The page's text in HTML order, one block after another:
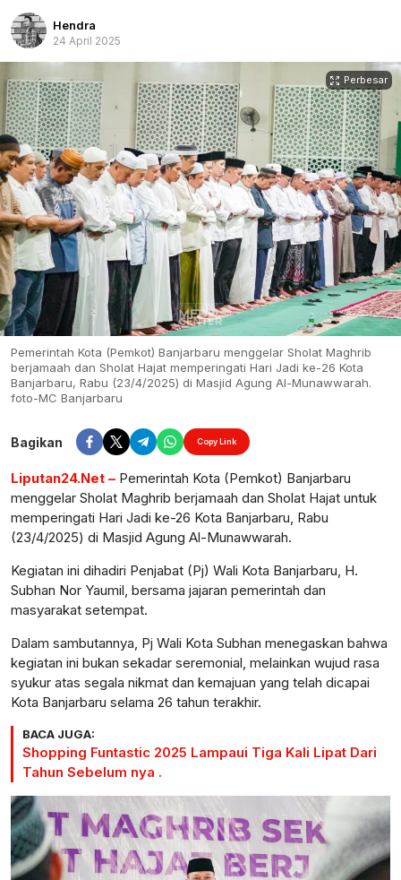
Hendra
24 April 2025
Perbesar
Pemerintah Kota (Pemkot) Banjarbaru menggelar Sholat Maghrib
berjamaah dan Sholat Hajat memperingati Hari Jadi ke-26 Kota
Banjarbaru, Rabu (23/4/2025) di Masjid Agung Al-Munawwarah.
foto-MC Banjarbaru
Bagikan Copy Link
Liputan24.Net – Pemerintah Kota (Pemkot) Banjarbaru
menggelar Sholat Maghrib berjamaah dan Sholat Hajat untuk
memperingati Hari Jadi ke-26 Kota Banjarbaru, Rabu
(23/4/2025) di Masjid Agung Al-Munawwarah.
Kegiatan ini dihadiri Penjabat (Pj) Wali Kota Banjarbaru, H.
Subhan Nor Yaumil, bersama jajaran pemerintah dan
masyarakat setempat.
Dalam sambutannya, Pj Wali Kota Subhan menegaskan bahwa
kegiatan ini bukan sekadar seremonial, melainkan wujud rasa
syukur atas segala nikmat dan kemajuan yang telah dicapai
Kota Banjarbaru selama 26 tahun terakhir.
BACA JUGA:
Shopping Funtastic 2025 Lampaui Tiga Kali Lipat Dari
Tahun Sebelum nya .